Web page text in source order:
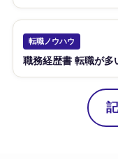
転職ノウハウ
職務経歴書 転職が多